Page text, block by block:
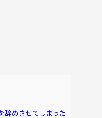
辞めさせてしまった